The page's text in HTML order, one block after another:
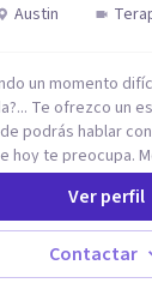
Austin
un momento
Te ofrezco un
podrás hablar
Me especializo en
y a lo largo
a
como el
de la Ira,
entre otros.
Ver perfil
Contactar